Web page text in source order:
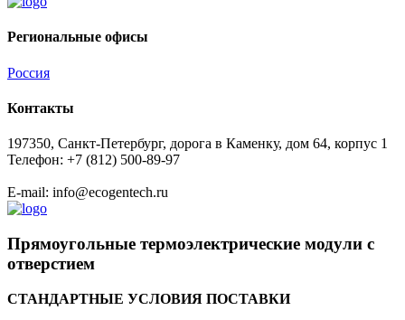
Региональные офисы
Россия
Контакты
197350, Санкт-Петербург, дорога в Каменку, дом 64, корпус 1
Телефон: +7 (812) 500-89-97
E-mail: info@ecogеntech.ru
Прямоугольные термоэлектрические модули с
отверстием
СТАНДАРТНЫЕ УСЛОВИЯ ПОСТАВКИ